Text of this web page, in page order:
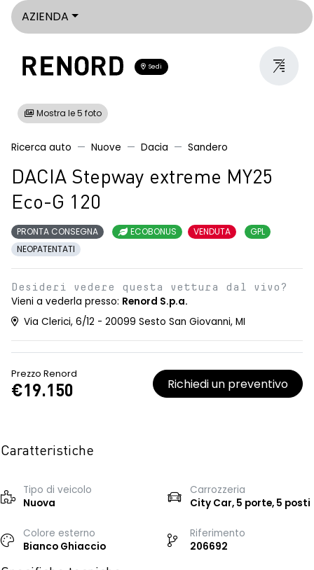
AZIENDA
Sedi
Mostra le 5 foto
Ricerca auto Nuove Dacia Sandero
DACIA Stepway extreme MY25
Eco-G 120
PRONTA CONSEGNA ECOBONUS VENDUTA
GPL
NEOPATENTATI
Desideri vedere questa vettura dal vivo?
Vieni a vederla presso: Renord S.p.a.
Via Clerici, 6/12 - 20099 Sesto San Giovanni, MI
Prezzo Renord
€19.150 Richiedi un preventivo
Caratteristiche
Tipo di veicolo
Nuova
Carrozzeria
City Car, 5 porte, 5 posti
Colore esterno
Bianco Ghiaccio
Riferimento
206692